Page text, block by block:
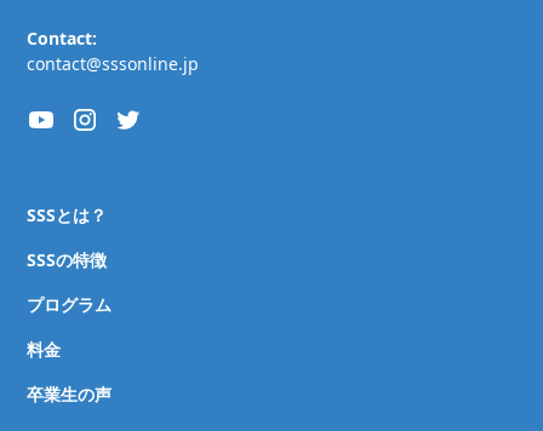
Contact:
contact@sssonline.jp
SSSとは？
SSSの特徴
プログラム
料金
卒業生の声